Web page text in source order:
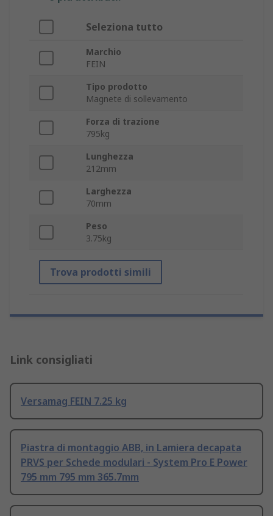
Seleziona tutto
Marchio
FEIN
Tipo prodotto
Magnete di sollevamento
Forza di trazione
795kg
Lunghezza
212mm
Larghezza
70mm
Peso
3.75kg
Trova prodotti simili
Link consigliati
Versamag FEIN 7.25 kg
Piastra di montaggio ABB, in Lamiera decapata
PRVS per Schede modulari - System Pro E Power
795 mm 795 mm 365.7mm